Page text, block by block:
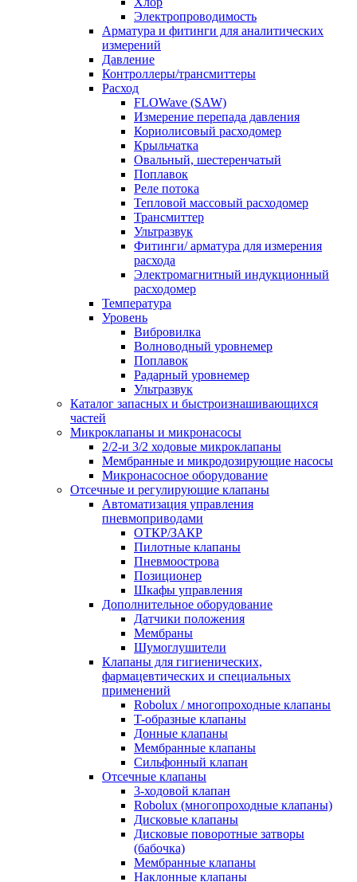
Электропроводимость
Арматура и фитинги для аналитических
измерений
Давление
Контроллеры/трансмиттеры
Расход
FLOWave (SAW)
Измерение перепада давления
Кориолисовый расходомер
Крыльчатка
Овальный, шестеренчатый
Поплавок
Реле потока
Тепловой массовый расходомер
Трансмиттер
Ультразвук
Фитинги/ арматура для измерения
расхода
Электромагнитный индукционный
расходомер
Температура
Уровень
Вибровилка
Волноводный уровнемер
Поплавок
Радарный уровнемер
Ультразвук
Каталог запасных и быстроизнашивающихся
частей
Микроклапаны и микронасосы
2/2-и 3/2 ходовые микроклапаны
Мембранные и микродозирующие насосы
Микронасосное оборудование
Отсечные и регулирующие клапаны
Автоматизация управления
пневмоприводами
ОТКР/ЗАКР
Пилотные клапаны
Пневмоострова
Позиционер
Шкафы управления
Дополнительное оборудование
Датчики положения
Мембраны
Шумоглушители
Клапаны для гигиенических,
фармацевтических и специальных
применений
Robolux / многопроходные клапаны
T-образные клапаны
Донные клапаны
Мембранные клапаны
Сильфонный клапан
Отсечные клапаны
3-ходовой клапан
Robolux (многопроходные клапаны)
Дисковые клапаны
Дисковые поворотные затворы
(бабочка)
Мембранные клапаны
Наклонные клапаны